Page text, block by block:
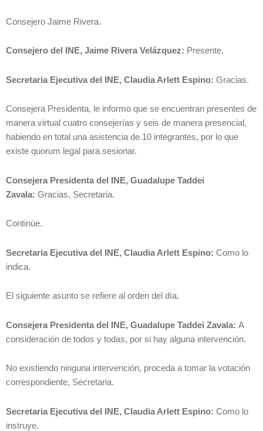
Consejero Jaime Rivera.
Consejero del INE, Jaime Rivera Velázquez: Presente.
Secretaria Ejecutiva del INE, Claudia Arlett Espino: Gracias.
Consejera Presidenta, le informo que se encuentran presentes de
manera virtual cuatro consejerías y seis de manera presencial,
habiendo en total una asistencia de 10 integrantes, por lo que
existe quorum legal para sesionar.
Consejera Presidenta del INE, Guadalupe Taddei
Zavala: Gracias, Secretaria.
Continúe.
Secretaria Ejecutiva del INE, Claudia Arlett Espino: Como lo
indica.
El siguiente asunto se refiere al orden del día.
Consejera Presidenta del INE, Guadalupe Taddei Zavala: A
consideración de todos y todas, por si hay alguna intervención.
No existiendo ninguna intervención, proceda a tomar la votación
correspondiente, Secretaria.
Secretaria Ejecutiva del INE, Claudia Arlett Espino: Como lo
instruye.